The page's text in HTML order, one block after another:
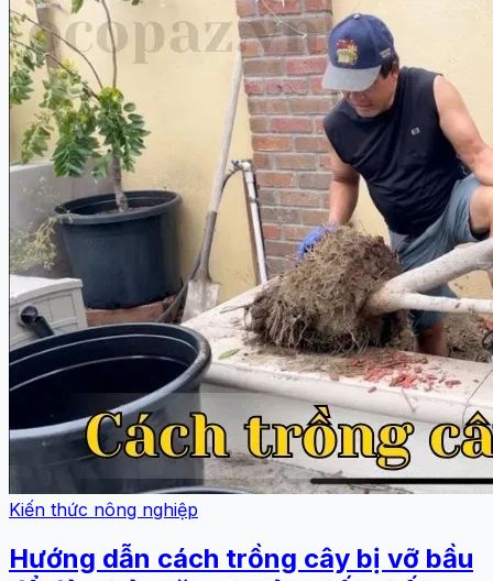
Kiến thức nông nghiệp
Hướng dẫn cách trồng cây bị vỡ bầu